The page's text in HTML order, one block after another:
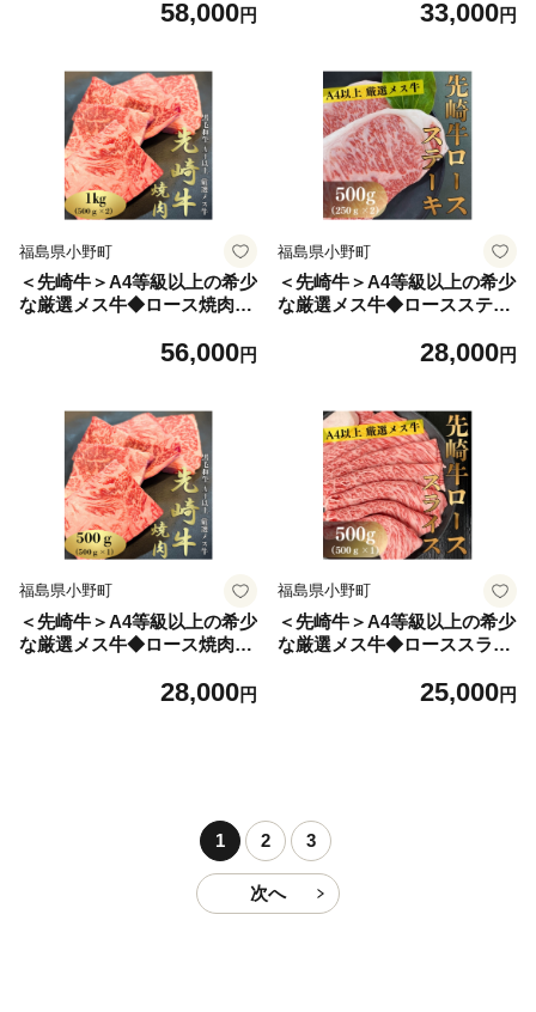
ステーキ 牛肉 美味しい A4等
58,000円
野町 ご飯 美味しい 人気 10kg
33,000円
福島県小野町
＜先崎牛＞A4等級以上の希少
な厳選メス牛◆ロース焼肉1k
肉 ロース 焼肉 厳選メス牛 人
56,000円
福島県小野町
＜先崎牛＞A4等級以上の希少
な厳選メス牛◆ロースステー
肉 ロース ステーキ 厳選メス
28,000円
福島県小野町
＜先崎牛＞A4等級以上の希少
な厳選メス牛◆ロース焼肉50
厳選メス牛 人気 美味しい【1
28,000円
福島県小野町
＜先崎牛＞A4等級以上の希少
な厳選メス牛◆ローススライ
スライス 厳選メス牛 人気 美
25,000円
1 2 3
次へ